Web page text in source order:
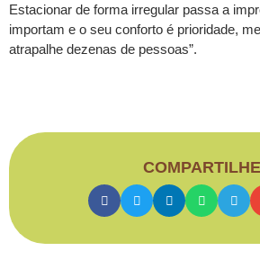
Estacionar de forma irregular passa a
importam e o seu conforto é prioridade,
atrapalhe dezenas de pessoas”.
COMPARTILHE